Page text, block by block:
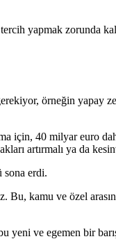
yapmak zorunda
örneğin yapay
için, 40 milyar euro
artırmalı ya da
sona erdi.
Bu, kamu ve özel
yeni ve egemen bir